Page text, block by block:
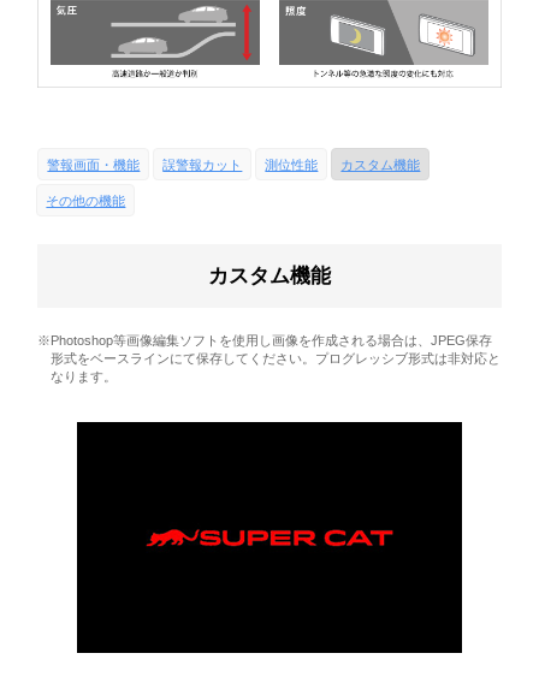
警報画面・機能 誤警報カット 測位性能 カスタム機能
その他の機能
カスタム機能
※Photoshop等画像編集ソフトを使用し画像を作成される場合は、JPEG保存
形式をベースラインにて保存してください。プログレッシブ形式は非対応と
なります。